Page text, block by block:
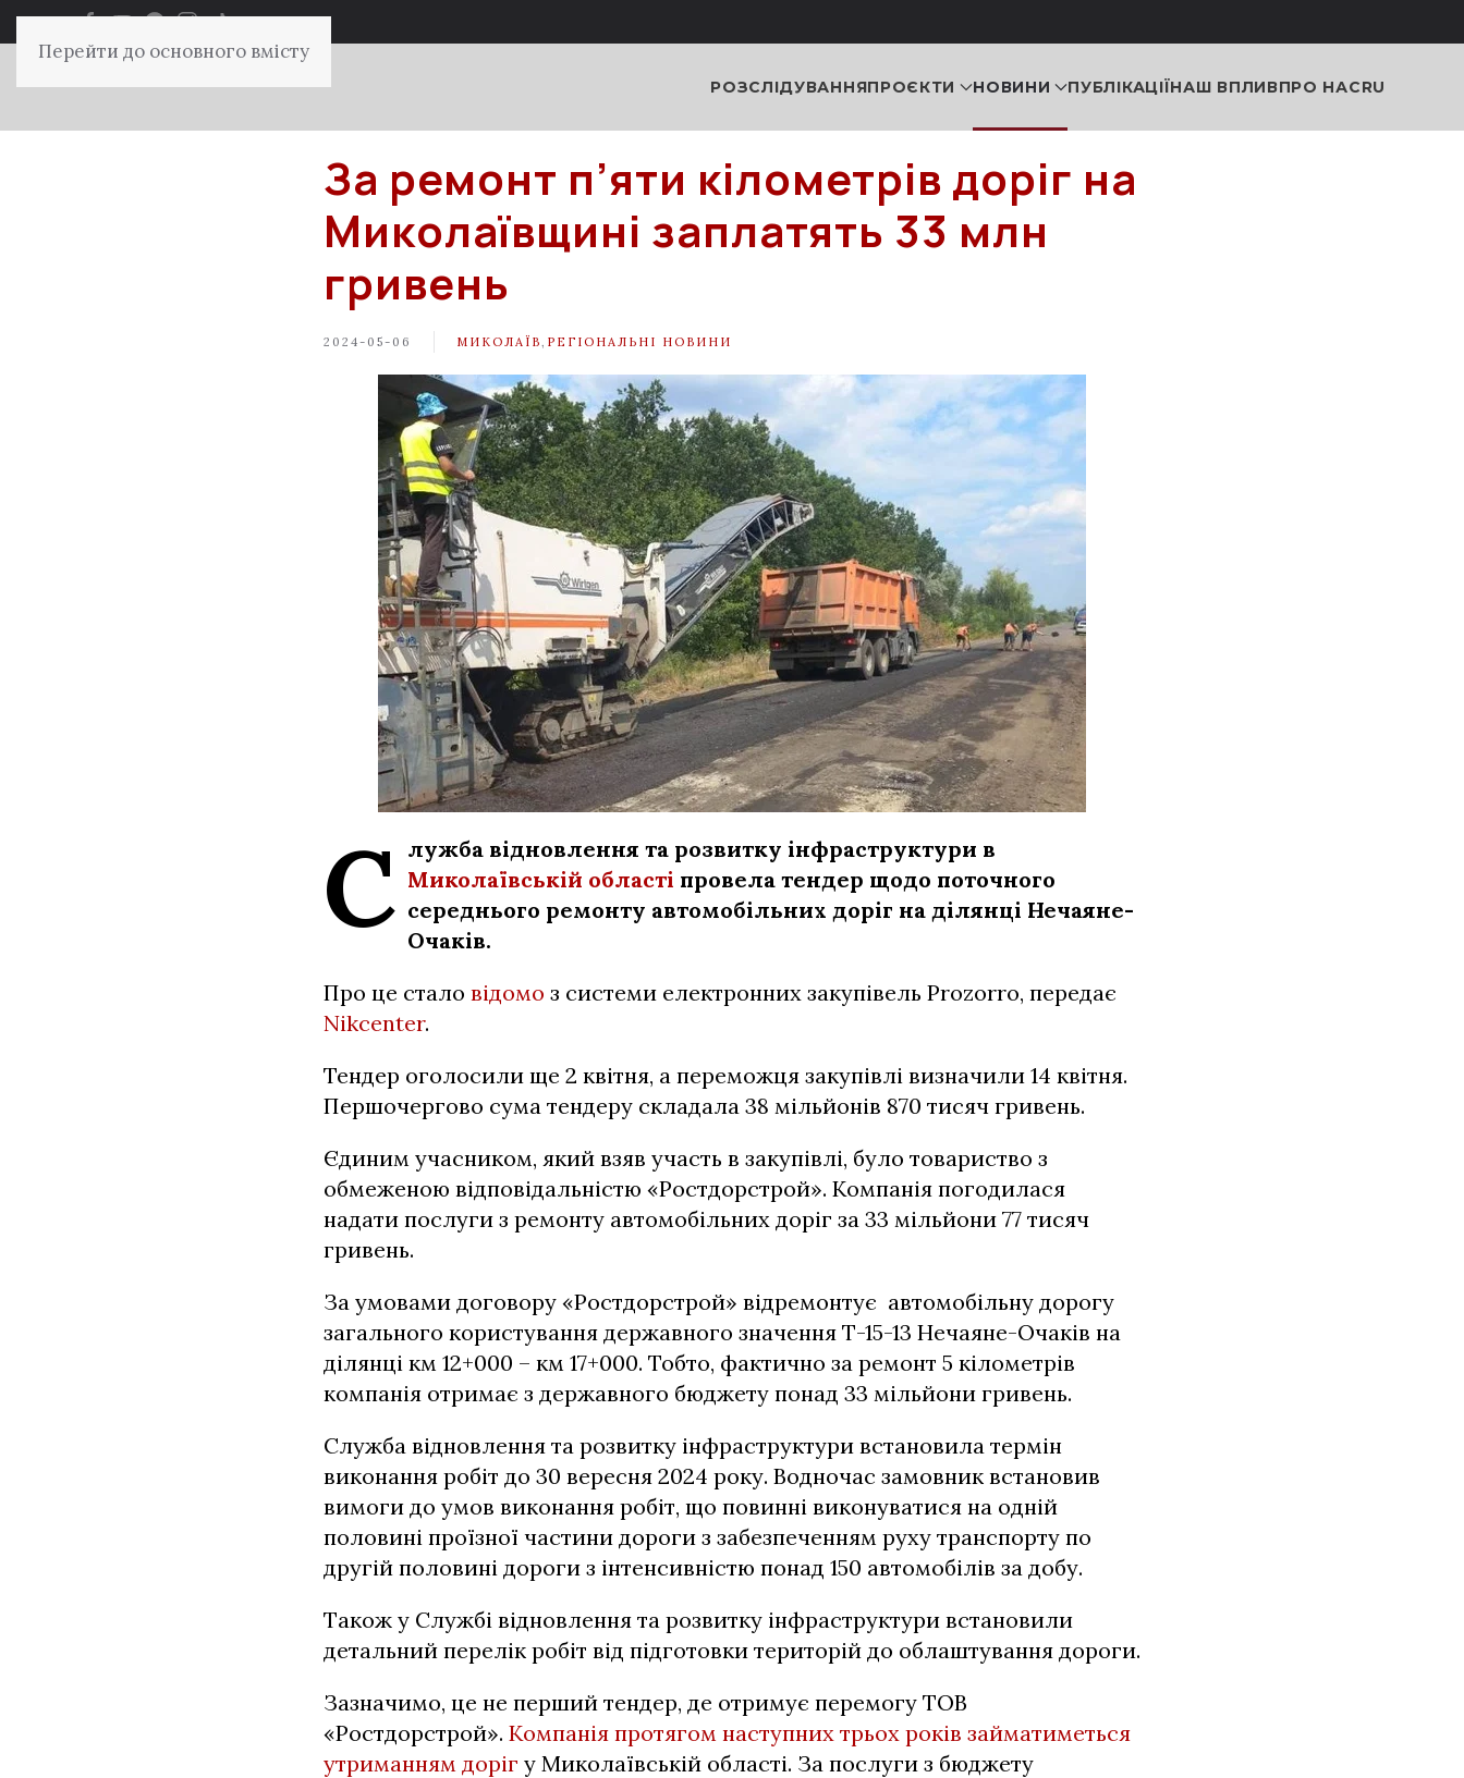
Перейти до основного вмісту
РОЗСЛІДУВАННЯПРОЄКТИ НОВИНИ ПУБЛІКАЦІЇНАШ ВПЛИВПРО НАСRU
За ремонт п’яти кілометрів доріг на
Миколаївщині заплатять 33 млн
гривень
2024-05-06 МИКОЛАЇВ РЕГІОНАЛЬНІ НОВИНИ
С лужба відновлення та розвитку інфраструктури в
Миколаївській області провела тендер щодо поточного
середнього ремонту автомобільних доріг на ділянці Нечаяне-
Очаків.
Про це стало відомо з системи електронних закупівель Prozorro, передає
Nikcenter.
Тендер оголосили ще 2 квітня, а переможця закупівлі визначили 14 квітня.
Першочергово сума тендеру складала 38 мільйонів 870 тисяч гривень.
Єдиним учасником, який взяв участь в закупівлі, було товариство з
обмеженою відповідальністю «Ростдорстрой». Компанія погодилася
надати послуги з ремонту автомобільних доріг за 33 мільйони 77 тисяч
гривень.
За умовами договору «Ростдорстрой» відремонтує автомобiльну дорогу
загального користування державного значення Т-15-13 Нечаяне-Очакiв на
дiлянцi км 12+000 – км 17+000. Тобто, фактично за ремонт 5 кілометрів
компанія отримає з державного бюджету понад 33 мільйони гривень.
Служба відновлення та розвитку інфраструктури встановила термін
виконання робіт до 30 вересня 2024 року. Водночас замовник встановив
вимоги до умов виконання робіт, що повинні виконуватися на одній
половині проїзної частини дороги з забезпеченням руху транспорту по
другій половині дороги з інтенсивністю понад 150 автомобілів за добу.
Також у Службі відновлення та розвитку інфраструктури встановили
детальний перелік робіт від підготовки територій до облаштування дороги.
Зазначимо, це не перший тендер, де отримує перемогу ТОВ
«Ростдорстрой». Компанія протягом наступних трьох років займатиметься
утриманням доріг у Миколаївській області. За послуги з бюджету